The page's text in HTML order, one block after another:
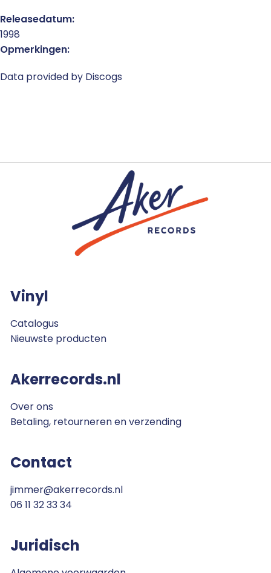
Releasedatum:
1998
Opmerkingen:
Data provided by Discogs
Vinyl
Catalogus
Nieuwste producten
Akerrecords.nl
Over ons
Betaling, retourneren en verzending
Contact
jimmer@akerrecords.nl
06 11 32 33 34
Juridisch